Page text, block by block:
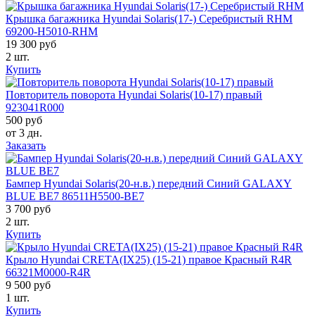
Крышка багажника Hyundai Solaris(17-) Серебристый RHM
69200-H5010-RHM
19 300 руб
2 шт.
Купить
Повторитель поворота Hyundai Solaris(10-17) правый
923041R000
500 руб
от 3 дн.
Заказать
Бампер Hyundai Solaris(20-н.в.) передний Синий GALAXY
BLUE BE7 86511H5500-BE7
3 700 руб
2 шт.
Купить
Крыло Hyundai CRETA(IX25) (15-21) правое Красный R4R
66321M0000-R4R
9 500 руб
1 шт.
Купить